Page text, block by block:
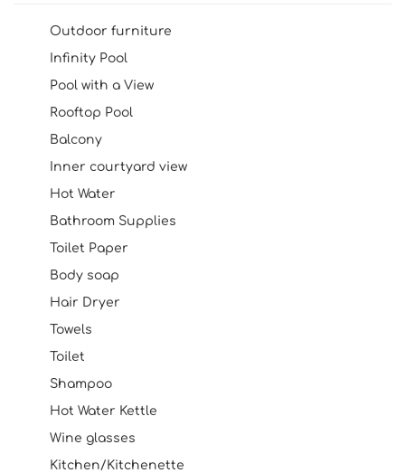
Outdoor furniture
Infinity Pool
Pool with a View
Rooftop Pool
Balcony
Inner courtyard view
Hot Water
Bathroom Supplies
Toilet Paper
Body soap
Hair Dryer
Towels
Toilet
Shampoo
Hot Water Kettle
Wine glasses
Kitchen/Kitchenette